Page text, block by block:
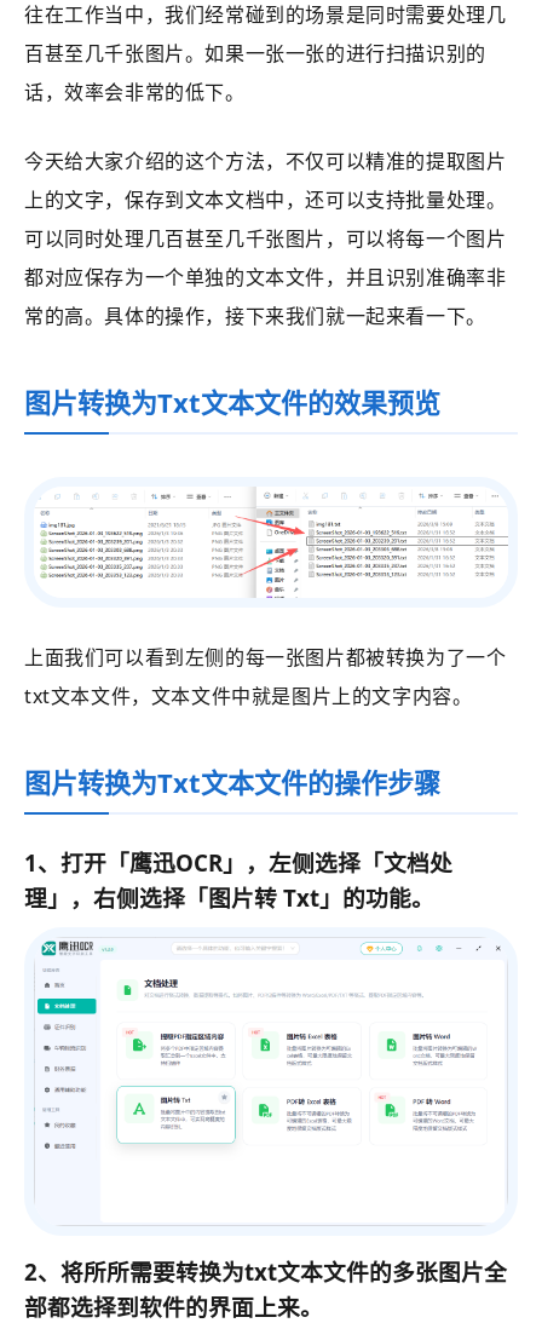
往在工作当中，我们经常碰到的场景是同时需要处理几
百甚至几千张图片。如果一张一张的进行扫描识别的
话，效率会非常的低下。
今天给大家介绍的这个方法，不仅可以精准的提取图片
上的文字，保存到文本文档中，还可以支持批量处理。
可以同时处理几百甚至几千张图片，可以将每一个图片
都对应保存为一个单独的文本文件，并且识别准确率非
常的高。具体的操作，接下来我们就一起来看一下。
图片转换为Txt文本文件的效果预览
上面我们可以看到左侧的每一张图片都被转换为了一个
txt文本文件，文本文件中就是图片上的文字内容。
图片转换为Txt文本文件的操作步骤
1、打开「鹰迅OCR」，左侧选择「文档处
理」，右侧选择「图片转 Txt」的功能。
2、将所所需要转换为txt文本文件的多张图片全
部都选择到软件的界面上来。